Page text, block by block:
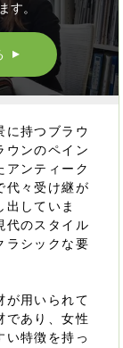
す。
▲
に持つブラウ
ウンのペイン
アンティーク
代々受け継が
していま
代のスタイル
ラシックな要
が用いられて
であり、女性
い特徴を持っ